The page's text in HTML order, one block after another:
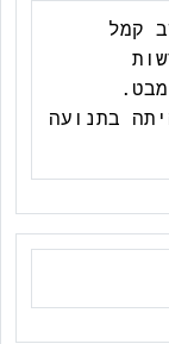
קמל
בתנועה